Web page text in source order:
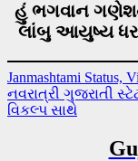
હું ભગવાન
લાંબુ આયુષ્ય
Post
navigation
Janmashtami Status,
નવરાત્રી ગુજરાતી
વિકલ્પ સાથે